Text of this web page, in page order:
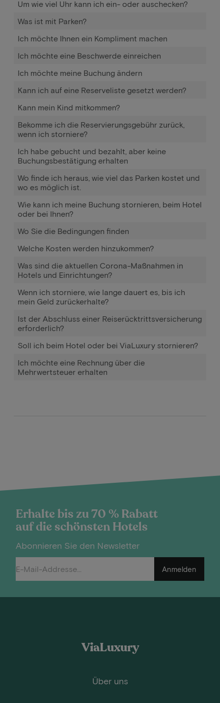
Um wie viel Uhr kann ich ein- oder auschecken?
Was ist mit Parken?
Ich möchte Ihnen ein Kompliment machen
Ich möchte eine Beschwerde einreichen
Ich möchte meine Buchung ändern
Kann ich auf eine Reserveliste gesetzt werden?
Kann mein Kind mitkommen?
Bekomme ich die Reservierungsgebühr zurück,
wenn ich storniere?
Ich habe gebucht und bezahlt, aber keine
Buchungsbestätigung erhalten
Wo finde ich heraus, wie viel das Parken kostet und
wo es möglich ist.
Wie kann ich meine Buchung stornieren, beim Hotel
oder bei Ihnen?
Wo Sie die Bedingungen finden
Welche Kosten werden hinzukommen?
Was sind die aktuellen Corona-Maßnahmen in
Hotels und Einrichtungen?
Wenn ich storniere, wie lange dauert es, bis ich
mein Geld zurückerhalte?
Ist der Abschluss einer Reiserücktrittsversicherung
erforderlich?
Soll ich beim Hotel oder bei ViaLuxury stornieren?
Ich möchte eine Rechnung über die
Mehrwertsteuer erhalten
Erhalte bis zu 70 % Rabatt
auf die schönsten Hotels
Abonnieren Sie den Newsletter
Anmelden
ViaLuxury
Über uns